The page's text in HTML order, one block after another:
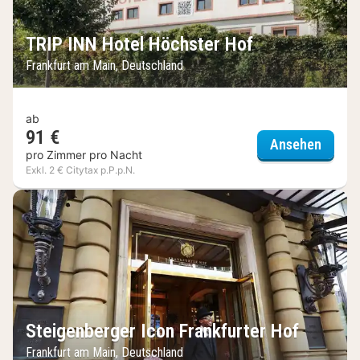
TRIP INN Hotel Höchster Hof
Frankfurt am Main, Deutschland
ab
91 €
pro Zimmer pro Nacht
Exkl. 2 € Citytax p.P.p.N.
Ansehen
Steigenberger Icon Frankfurter Hof
Frankfurt am Main, Deutschland